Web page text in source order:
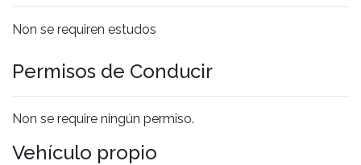
Non se requiren estudos
Permisos de Conducir
Non se require ningún permiso.
Vehículo propio